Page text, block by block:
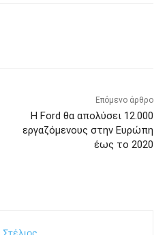
Επόμενο άρθρο
Η Ford θα απολύσει 12.000
εργαζόμενους στην Ευρώπη
έως το 2020